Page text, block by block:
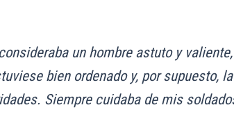
un hombre astuto y
bien ordenado y, por
Siempre cuidaba de mis